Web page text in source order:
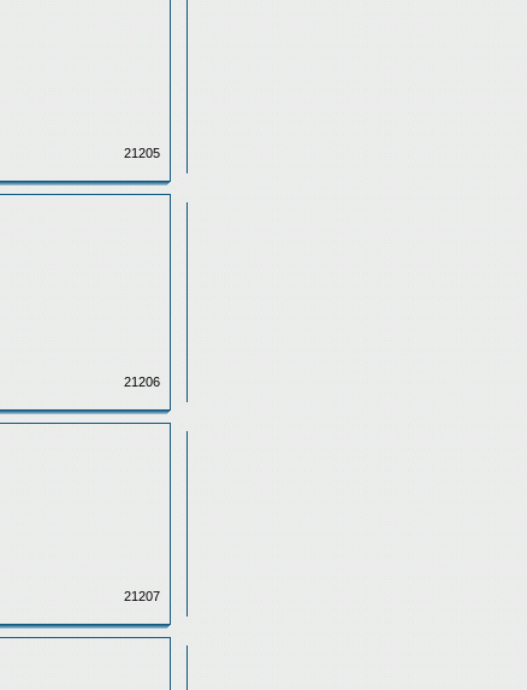
21205
21206
21207